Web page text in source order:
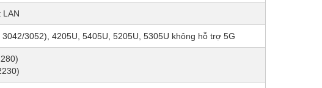
LAN
3052), 4205U, 5405U, 5205U, 5305U không hỗ trợ 5G